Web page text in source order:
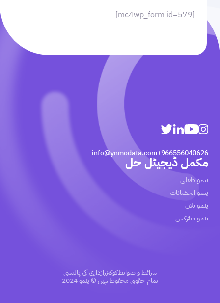
[mc4wp_form id=579]
966556040626+
info@ynmodata.com
مکمل ڈیجیٹل حل
ينمو طفلى
ينمو الحضانات
ينمو بلان
ینمو میٹرکس
تمام حقوق محفوظ ہیں © ینمو 2024
شرائط و ضوابطکوکیزرازداری کی پالیسی